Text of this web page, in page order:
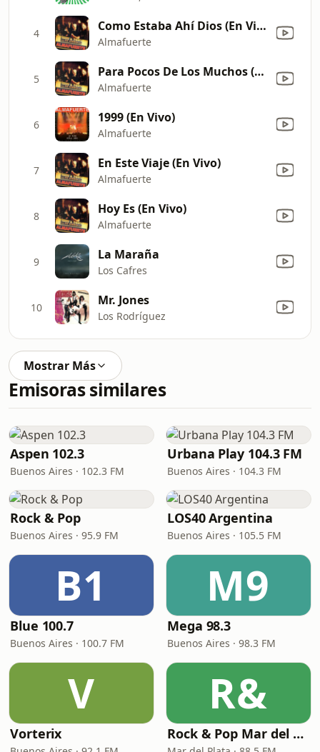
4 Como Estaba Ahí Dios (En Vivo)
Almafuerte
5 Para Pocos De Los Muchos (En Vivo)
Almafuerte
6 1999 (En Vivo)
Almafuerte
7 En Este Viaje (En Vivo)
Almafuerte
8 Hoy Es (En Vivo)
Almafuerte
9 La Maraña
Los Cafres
10 Mr. Jones
Los Rodríguez
Mostrar Más
Emisoras similares
Aspen 102.3
Buenos Aires · 102.3 FM
Urbana Play 104.3 FM
Buenos Aires · 104.3 FM
Rock & Pop
Buenos Aires · 95.9 FM
LOS40 Argentina
Buenos Aires · 105.5 FM
B1
Blue 100.7
Buenos Aires · 100.7 FM
M9
Mega 98.3
Buenos Aires · 98.3 FM
V
Vorterix
R&
Rock & Pop Mar del Plata